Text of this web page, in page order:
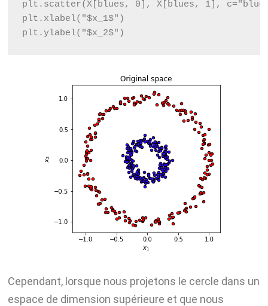
plt.scatter(X[blues, 0], X[blues, 1],
plt.xlabel("$x_1$")
plt.ylabel("$x_2$")
Cependant, lorsque nous projetons le cercle dans un
espace de dimension supérieure et que nous